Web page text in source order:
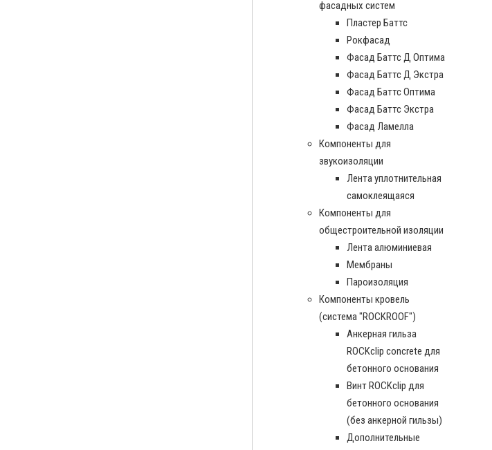
фасадных систем
Пластер Баттс
Рокфасад
Фасад Баттс Д Оптима
Фасад Баттс Д Экстра
Фасад Баттс Оптима
Фасад Баттс Экстра
Фасад Ламелла
Компоненты для
звукоизоляции
Лента уплотнительная
самоклеящаяся
Компоненты для
общестроительной изоляции
Лента алюминиевая
Мембраны
Пароизоляция
Компоненты кровель
(система "ROCKROOF")
Анкерная гильза
ROCKclip concrete для
бетонного основания
Винт ROCKclip для
бетонного основания
(без анкерной гильзы)
Дополнительные